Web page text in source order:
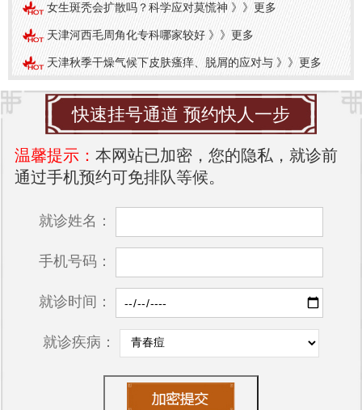
女生斑秃会扩散吗？科学应对莫慌神 》》更多
天津河西毛周角化专科哪家较好 》》更多
天津秋季干燥气候下皮肤瘙痒、脱屑的应对与》》更多
快速挂号通道 预约快人一步
温馨提示： 本网站已加密，您的隐私，就诊前
通过手机预约可免排队等候。
就诊姓名：
手机号码：
就诊时间：
就诊疾病：